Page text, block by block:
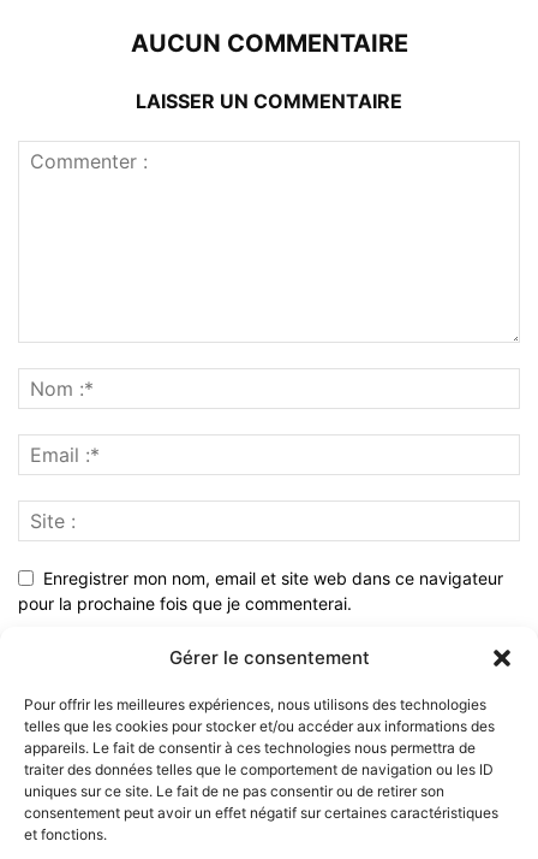
Gérer le consentement
Pour offrir les meilleures expériences, nous utilisons des technologies
telles que les cookies pour stocker et/ou accéder aux informations des
appareils. Le fait de consentir à ces technologies nous permettra de
traiter des données telles que le comportement de navigation ou les ID
uniques sur ce site. Le fait de ne pas consentir ou de retirer son
consentement peut avoir un effet négatif sur certaines caractéristiques
et fonctions.
AUCUN COMMENTAIRE
LAISSER UN COMMENTAIRE
Enregistrer mon nom, email et site web dans ce navigateur
pour la prochaine fois que je commenterai.